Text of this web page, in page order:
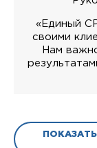
«Единый
своими
Нам